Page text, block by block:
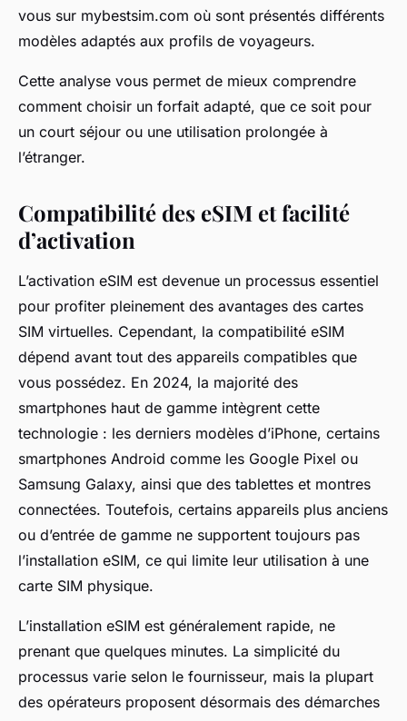
vous sur mybestsim.com où sont présentés différents
modèles adaptés aux profils de voyageurs.
Cette analyse vous permet de mieux comprendre
comment choisir un forfait adapté, que ce soit pour
un court séjour ou une utilisation prolongée à
l’étranger.
Compatibilité des eSIM et facilité
d’activation
L’activation eSIM est devenue un processus essentiel
pour profiter pleinement des avantages des cartes
SIM virtuelles. Cependant, la compatibilité eSIM
dépend avant tout des appareils compatibles que
vous possédez. En 2024, la majorité des
smartphones haut de gamme intègrent cette
technologie : les derniers modèles d’iPhone, certains
smartphones Android comme les Google Pixel ou
Samsung Galaxy, ainsi que des tablettes et montres
connectées. Toutefois, certains appareils plus anciens
ou d’entrée de gamme ne supportent toujours pas
l’installation eSIM, ce qui limite leur utilisation à une
carte SIM physique.
L’installation eSIM est généralement rapide, ne
prenant que quelques minutes. La simplicité du
processus varie selon le fournisseur, mais la plupart
des opérateurs proposent désormais des démarches